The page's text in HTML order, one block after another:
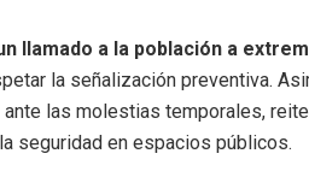
llamado a la población a
la señalización preventiva.
las molestias temporales,
seguridad en espacios públicos.